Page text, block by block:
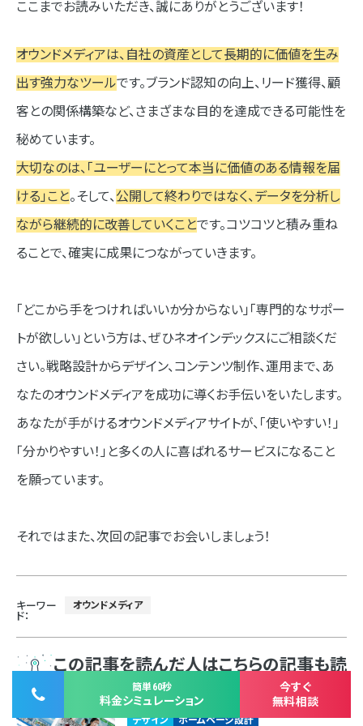
簡単60秒
料金シミュレーション
今すぐ
無料相談
ここまでお読みいただき、誠にありがとうございます！
オウンドメディアは、自社の資産として長期的に価値を生み
出す強力なツールです。ブランド認知の向上、リード獲得、顧
客との関係構築など、さまざまな目的を達成できる可能性を
秘めています。
大切なのは、「ユーザーにとって本当に価値のある情報を届
ける」こと。そして、公開して終わりではなく、データを分析し
ながら継続的に改善していくことです。コツコツと積み重ね
ることで、確実に成果につながっていきます。
「どこから手をつければいいか分からない」「専門的なサポー
トが欲しい」という方は、ぜひネオインデックスにご相談くだ
さい。戦略設計からデザイン、コンテンツ制作、運用まで、あ
なたのオウンドメディアを成功に導くお手伝いをいたします。
あなたが手がけるオウンドメディアサイトが、「使いやすい！」
「分かりやすい！」と多くの人に喜ばれるサービスになること
を願っています。
それではまた、次回の記事でお会いしましょう！
キーワー
ド：
オウンドメディア
この記事を読んだ人はこちらの記事も読
デザイン ホームページ設計